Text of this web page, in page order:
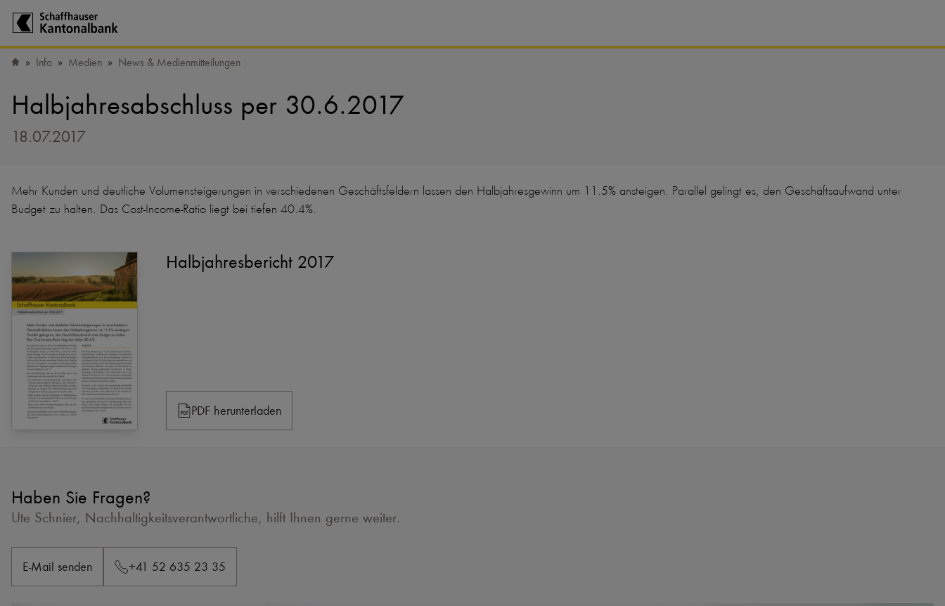
Info Medien News & Medienmitteilungen
Halbjahresabschluss per 30.6.2017
18.07.2017
Mehr Kunden und deutliche Volumensteigerungen in verschiedenen Geschäftsfeldern lassen den Halbjahresgewinn um 11.5% ansteigen. Parallel gelingt es, den Geschäftsaufwand unter
Budget zu halten. Das Cost-Income-Ratio liegt bei tiefen 40.4%.
Halbjahresbericht 2017
PDF herunterladen
Haben Sie Fragen?
Ute Schnier, Nachhaltigkeitsverantwortliche, hilft Ihnen gerne weiter.
E-Mail senden +41 52 635 23 35